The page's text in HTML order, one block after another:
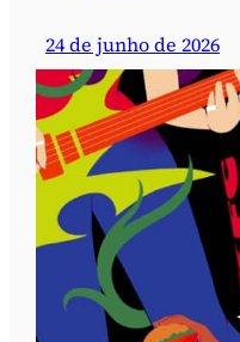
24 de junho de 2026